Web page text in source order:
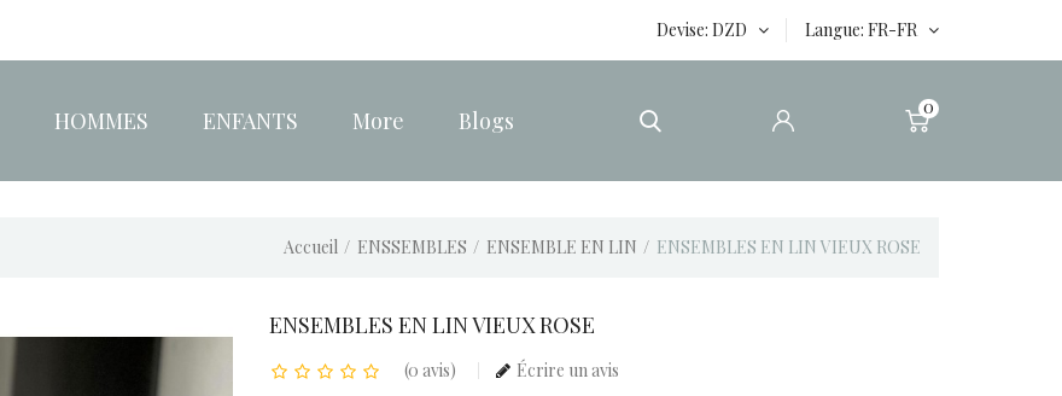
Devise DZD Langue FR-FR
HOMMES ENFANTS More Blogs 0
Accueil ENSSEMBLES ENSEMBLE EN LIN ENSEMBLES EN LIN VIEUX ROSE
ENSEMBLES EN LIN VIEUX ROSE
(0 avis) Écrire un avis